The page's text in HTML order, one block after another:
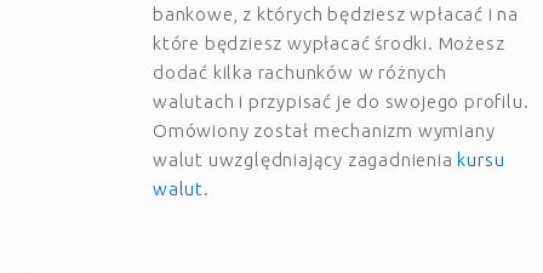
bankowe, z których będziesz wpłacać i na
które będziesz wypłacać środki. Możesz
dodać kilka rachunków w różnych
walutach i przypisać je do swojego profilu.
Omówiony został mechanizm wymiany
walut uwzględniający zagadnienia kursu
walut.